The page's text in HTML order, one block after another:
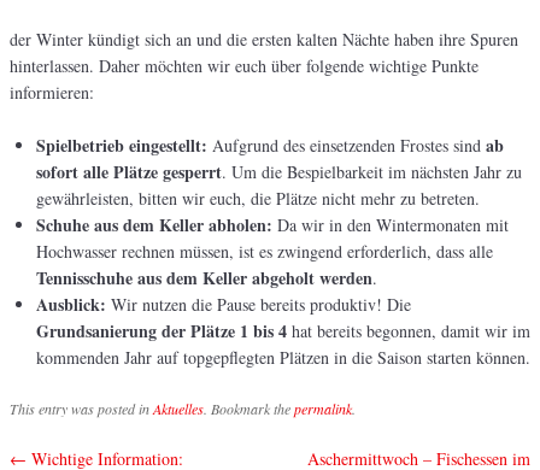
der Winter kündigt sich an und die ersten kalten Nächte haben ihre Spuren
hinterlassen. Daher möchten wir euch über folgende wichtige Punkte
informieren:
Spielbetrieb eingestellt: Aufgrund des einsetzenden Frostes sind ab
sofort alle Plätze gesperrt. Um die Bespielbarkeit im nächsten Jahr zu
gewährleisten, bitten wir euch, die Plätze nicht mehr zu betreten.
Schuhe aus dem Keller abholen: Da wir in den Wintermonaten mit
Hochwasser rechnen müssen, ist es zwingend erforderlich, dass alle
Tennisschuhe aus dem Keller abgeholt werden.
Ausblick: Wir nutzen die Pause bereits produktiv! Die
Grundsanierung der Plätze 1 bis 4 hat bereits begonnen, damit wir im
kommenden Jahr auf topgepflegten Plätzen in die Saison starten können.
This entry was posted inAktuelles. Bookmark thepermalink.
← Wichtige Information:
Aschermittwoch – Fischessen im